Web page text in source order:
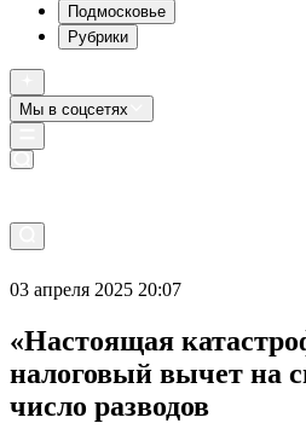
Подмосковье
Рубрики
Мы в соцсетях
03 апреля 2025 20:07
«Настоящая
налоговый вычет на
число разводов